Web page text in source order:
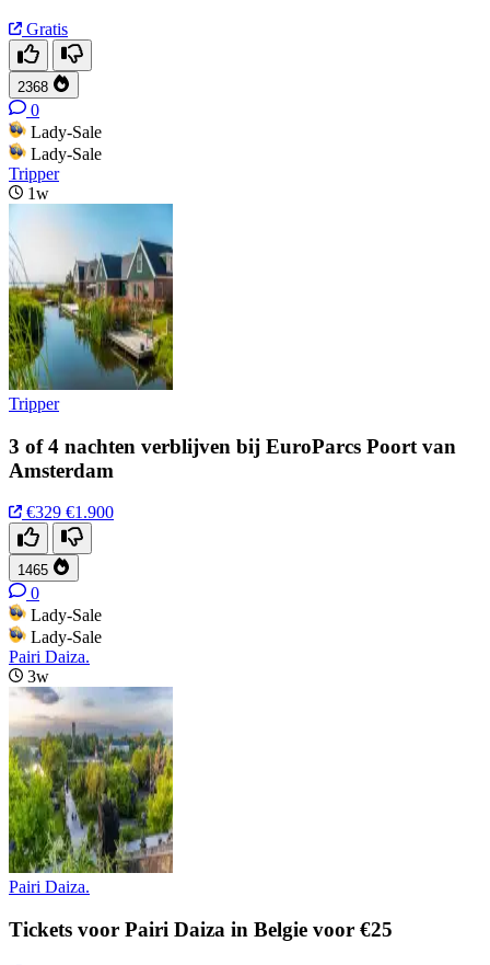
Gratis
2368
0
Lady-Sale
Lady-Sale
Tripper
1w
Tripper
3 of 4 nachten verblijven bij EuroParcs Poort van
Amsterdam
€329 €1.900
1465
0
Lady-Sale
Lady-Sale
Pairi Daiza.
3w
Pairi Daiza.
Tickets voor Pairi Daiza in Belgie voor €25